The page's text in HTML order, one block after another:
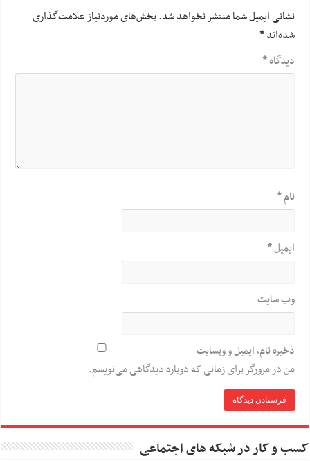
نشانی ایمیل شما منتشر نخواهد شد.بخش‌های موردنیاز علامت‌گذاری
شده‌اند*
دیدگاه*
نام*
ایمیل*
وب‌ سایت
ذخیره نام، ایمیل و وبسایت
من در مرورگر برای زمانی که دوباره دیدگاهی می‌نویسم.
کسب و کار در شبکه های اجتماعی